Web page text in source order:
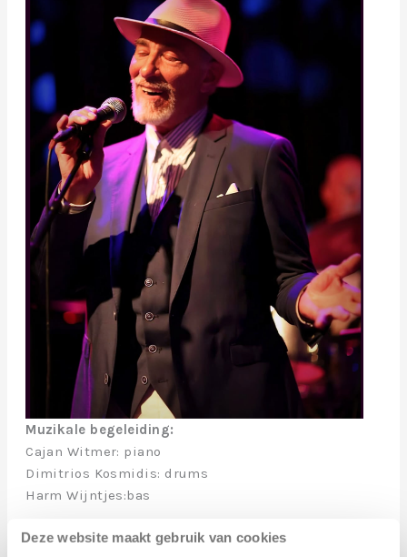
Deze website maakt gebruik van cookies
Muzikale begeleiding:
Cajan Witmer: piano
Dimitrios Kosmidis: drums
Harm Wijntjes:bas
Mini concert: Mister Philly